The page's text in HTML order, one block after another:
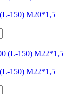
(L-150) М20*1,5
(L-150) М22*1,5